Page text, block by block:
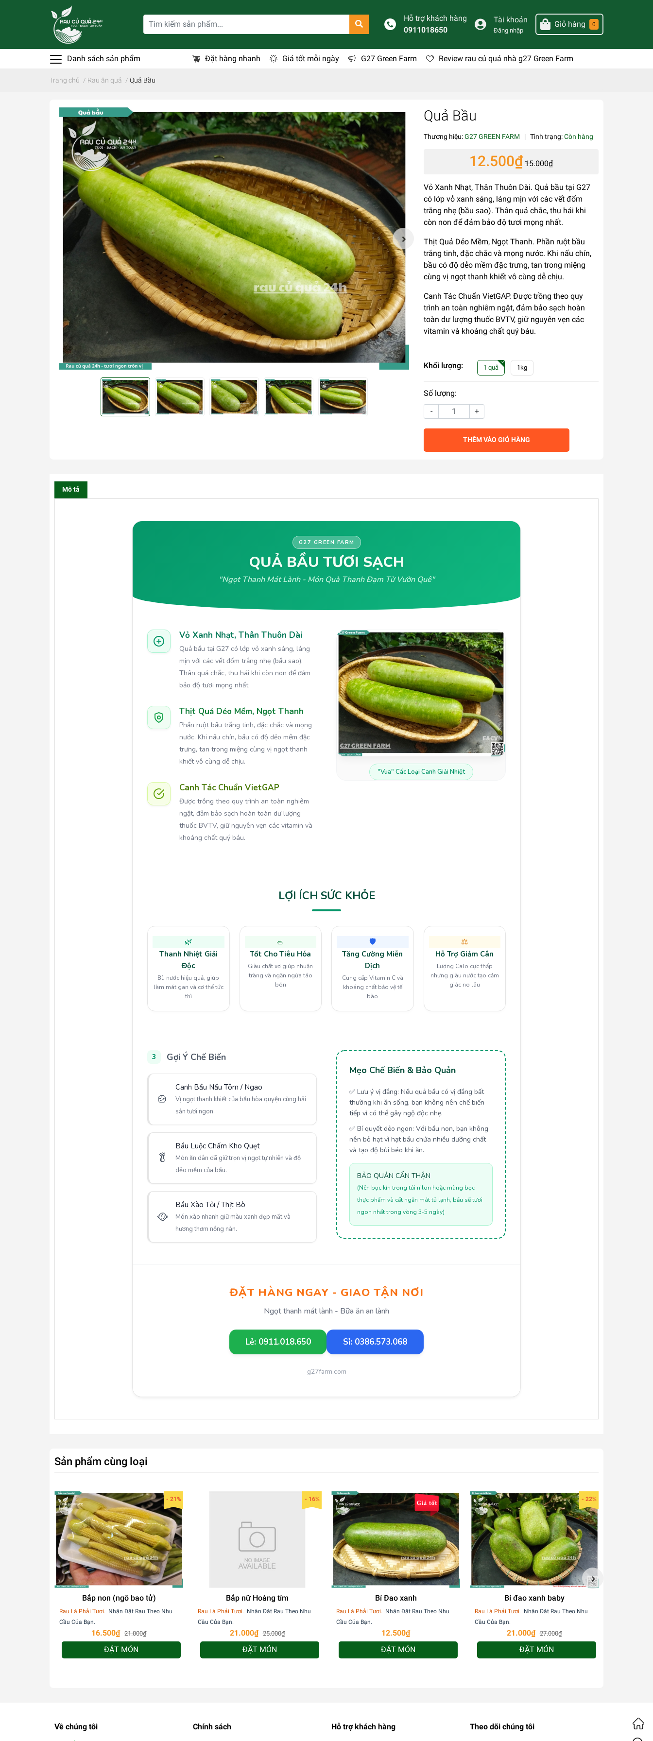
Hỗ trợ khách hàng
0911018650
Tài khoản
Đăng nhập
Giỏ hàng 0
Danh sách sản phẩm Đặt hàng nhanh Giá tốt mỗi ngày G27 Green Farm Review rau củ quả nhà g27 Green Farm
Trang chủ / Rau ăn quả / Quả Bầu
Quả Bầu
Thương hiệu:G27 GREEN FARM | Tình trạng:Còn hàng
12.500₫ 15.000₫
Vỏ Xanh Nhạt, Thân Thuôn Dài. Quả bầu tại G27
có lớp vỏ xanh sáng, láng mịn với các vết đốm
trắng nhẹ (bầu sao). Thân quả chắc, thu hái khi
còn non để đảm bảo độ tươi mọng nhất.
Thịt Quả Dẻo Mềm, Ngọt Thanh. Phần ruột bầu
trắng tinh, đặc chắc và mọng nước. Khi nấu chín,
bầu có độ dẻo mềm đặc trưng, tan trong miệng
cùng vị ngọt thanh khiết vô cùng dễ chịu.
Canh Tác Chuẩn VietGAP. Được trồng theo quy
trình an toàn nghiêm ngặt, đảm bảo sạch hoàn
toàn dư lượng thuốc BVTV, giữ nguyên vẹn các
vitamin và khoáng chất quý báu.
Khối lượng: 1 quả 1kg
Số lượng:
-
+
THÊM VÀO GIỎ HÀNG
Mô tả
G27 GREEN FARM
QUẢ BẦU TƯƠI SẠCH
"Ngọt Thanh Mát Lành - Món Quà Thanh Đạm Từ Vườn Quê"
Vỏ Xanh Nhạt, Thân Thuôn Dài
Quả bầu tại G27 có lớp vỏ xanh sáng, láng
mịn với các vết đốm trắng nhẹ (bầu sao).
Thân quả chắc, thu hái khi còn non để đảm
bảo độ tươi mọng nhất.
Thịt Quả Dẻo Mềm, Ngọt Thanh
Phần ruột bầu trắng tinh, đặc chắc và mọng
nước. Khi nấu chín, bầu có độ dẻo mềm đặc
trưng, tan trong miệng cùng vị ngọt thanh
khiết vô cùng dễ chịu.
Canh Tác Chuẩn VietGAP
Được trồng theo quy trình an toàn nghiêm
ngặt, đảm bảo sạch hoàn toàn dư lượng
thuốc BVTV, giữ nguyên vẹn các vitamin và
khoáng chất quý báu.
"Vua" Các Loại Canh Giải Nhiệt
LỢI ÍCH SỨC KHỎE
🌿
Thanh Nhiệt Giải
Độc
Bù nước hiệu quả, giúp
làm mát gan và cơ thể tức
thì
🥗
Tốt Cho Tiêu Hóa
Giàu chất xơ giúp nhuận
tràng và ngăn ngừa táo
bón
🛡️
Tăng Cường Miễn
Dịch
Cung cấp Vitamin C và
khoáng chất bảo vệ tế
bào
⚖️
Hỗ Trợ Giảm Cân
Lượng Calo cực thấp
nhưng giàu nước tạo cảm
giác no lâu
3 Gợi Ý Chế Biến
🍲
Canh Bầu Nấu Tôm / Ngao
Vị ngọt thanh khiết của bầu hòa quyện cùng hải
sản tươi ngon.
🥬
Bầu Luộc Chấm Kho Quẹt
Món ăn dân dã giữ trọn vị ngọt tự nhiên và độ
dẻo mềm của bầu.
🥘
Bầu Xào Tỏi / Thịt Bò
Món xào nhanh giữ màu xanh đẹp mắt và
hương thơm nồng nàn.
Mẹo Chế Biến & Bảo Quản
✅ Lưu ý vị đắng: Nếu quả bầu có vị đắng bất
thường khi ăn sống, bạn không nên chế biến
tiếp vì có thể gây ngộ độc nhẹ.
✅ Bí quyết dẻo ngon: Với bầu non, bạn không
nên bỏ hạt vì hạt bầu chứa nhiều dưỡng chất
và tạo độ bùi béo khi ăn.
BẢO QUẢN CẨN THẬN
(Nên bọc kín trong túi nilon hoặc màng bọc
thực phẩm và cất ngăn mát tủ lạnh, bầu sẽ tươi
ngon nhất trong vòng 3-5 ngày)
ĐẶT HÀNG NGAY - GIAO TẬN NƠI
Ngọt thanh mát lành - Bữa ăn an lành
Lẻ: 0911.018.650 Sỉ: 0386.573.068
g27farm.com
Sản phẩm cùng loại
- 21%
Bắp non (ngô bao tử)
Rau Là Phải Tươi. Nhận Đặt Rau Theo Nhu
Cầu Của Bạn.
16.500₫ 21.000₫
ĐẶT MÓN
- 16%
Bắp nữ Hoàng tím
Rau Là Phải Tươi. Nhận Đặt Rau Theo Nhu
Cầu Của Bạn.
21.000₫ 25.000₫
ĐẶT MÓN
Bí Đao xanh
Rau Là Phải Tươi. Nhận Đặt Rau Theo Nhu
Cầu Của Bạn.
12.500₫
ĐẶT MÓN
- 22%
Bí đao xanh baby
Rau Là Phải Tươi. Nhận Đặt Rau Theo Nhu
Cầu Của Bạn.
21.000₫ 27.000₫
ĐẶT MÓN
Về chúng tôi Chính sách Hỗ trợ khách hàng Theo dõi chúng tôi